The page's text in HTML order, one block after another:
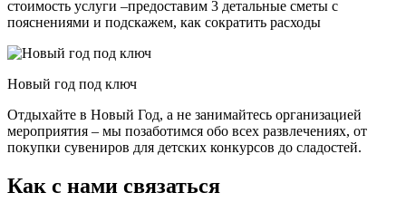
стоимость услуги –предоставим 3 детальные сметы с
пояснениями и подскажем, как сократить расходы
Новый год под ключ
Отдыхайте в Новый Год, а не занимайтесь организацией
мероприятия – мы позаботимся обо всех развлечениях, от
покупки сувениров для детских конкурсов до сладостей.
Как с нами связаться